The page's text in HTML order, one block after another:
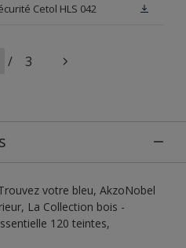
Cetol HLS 042
/ 3
votre bleu, AkzoNobel
La Collection bois -
120 teintes,